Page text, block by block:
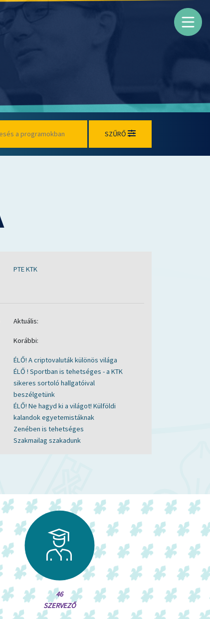
SZŰRŐ
PTE KTK
Aktuális:
Korábbi:
ÉLŐ! A criptovaluták különös világa
ÉLŐ ! Sportban is tehetséges - a KTK
sikeres sortoló hallgatóival
beszélgetünk
ÉLŐ! Ne hagyd ki a világot! Külföldi
kalandok egyetemistáknak
Zenében is tehetséges
Szakmailag szakadunk
46
SZERVEZŐ